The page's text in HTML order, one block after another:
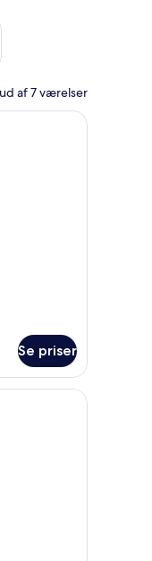
14 - aug. 16
af 7 værelser
en stor seng, en
Se priser